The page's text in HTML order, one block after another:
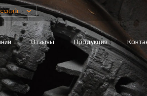
Отзывы Продукция